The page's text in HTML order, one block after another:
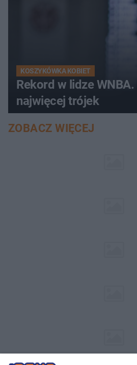
KOSZYKÓWKA KOBIET
Rekord w lidze WNBA.
najwięcej trójek
ZOBACZ WIĘCEJ